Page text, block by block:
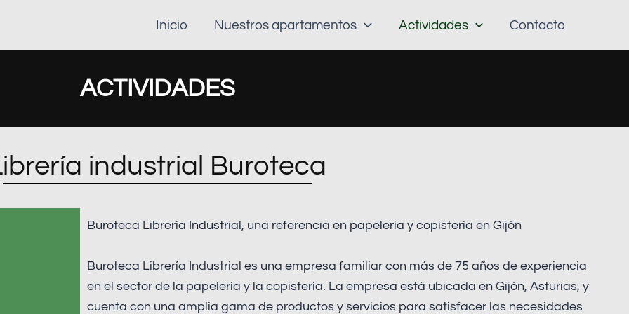
Inicio Nuestros apartamentos Actividades Contacto
ACTIVIDADES
industrial Buroteca
Buroteca Librería Industrial, una referencia en papelería y copistería en Gijón
Buroteca Librería Industrial es una empresa familiar con más de 75 años de experiencia
en el sector de la papelería y la copistería. La empresa está ubicada en Gijón, Asturias, y
cuenta con una amplia gama de productos y servicios para satisfacer las necesidades